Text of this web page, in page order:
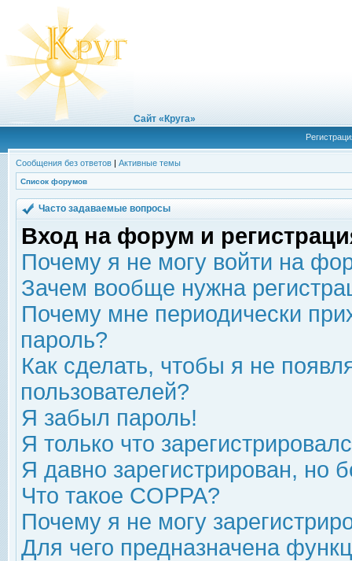
Сайт «Круга»
Сообщения без ответов | Активные темы
Список форумов
Часто задаваемые вопросы
Вход на форум и
Почему я не могу войти на
Зачем вообще нужна
Почему мне периодически
пароль?
Как сделать, чтобы я не
пользователей?
Я забыл пароль!
Я только что
Я давно зарегистрирован, но
Что такое COPPA?
Почему я не могу
Для чего предназначена